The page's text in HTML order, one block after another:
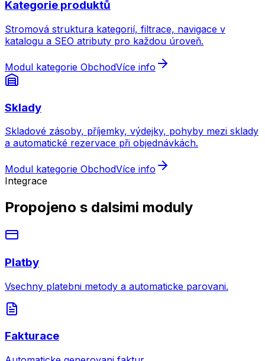
Kategorie produktů
Stromová struktura kategorií, filtrace, navigace v
katalogu a SEO atributy pro každou úroveň.
Modul kategorie ObchodVíce info
Sklady
Skladové zásoby, příjemky, výdejky, pohyby mezi sklady
a automatické rezervace při objednávkách.
Modul kategorie ObchodVíce info
Integrace
Propojeno s dalsimi moduly
Platby
Vsechny platebni metody a automaticke parovani.
Fakturace